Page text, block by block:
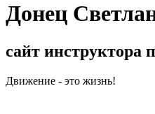
Донец
сайт инструктора
Движение - это жизнь!